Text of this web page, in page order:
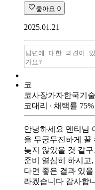
좋아요 0
2025.01.21
코
코사장가자한국기
코대리 ∙ 채택률 75%
안녕하세요 멘티님
을 무궁무진하게 꿀
늦지 않았을 것 같
준비 열심히 하시고
다면 좋은 결과 있
라겠습니다 감사합